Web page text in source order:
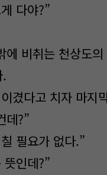
다야?”
에 비취는 천상도
.
겼다고 치자 마지
데?”
필요가 없다.”
인데?”